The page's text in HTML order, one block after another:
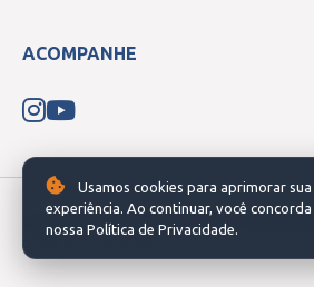
ACOMPANHE
© 2026 Boletim do Sertão. Todos os direitos
Usamos cookies para aprimorar sua
experiência. Ao continuar, você concorda
nossa Política de Privacidade.